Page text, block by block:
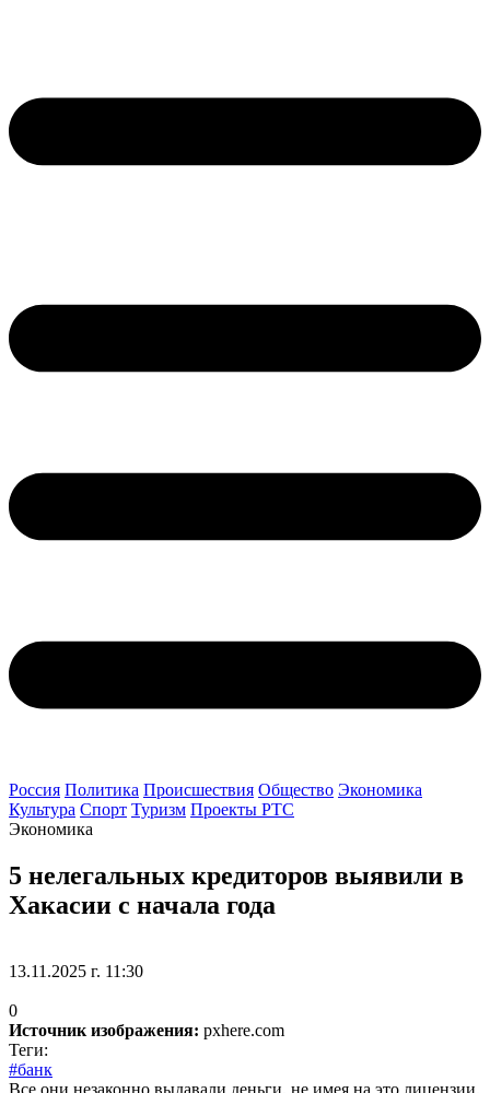
Россия Политика Происшествия Общество Экономика
Культура Спорт Туризм Проекты РТС
Экономика
5 нелегальных кредиторов выявили в
Хакасии с начала года
13.11.2025 г. 11:30
0
Источник изображения: pxhere.com
Теги:
#банк